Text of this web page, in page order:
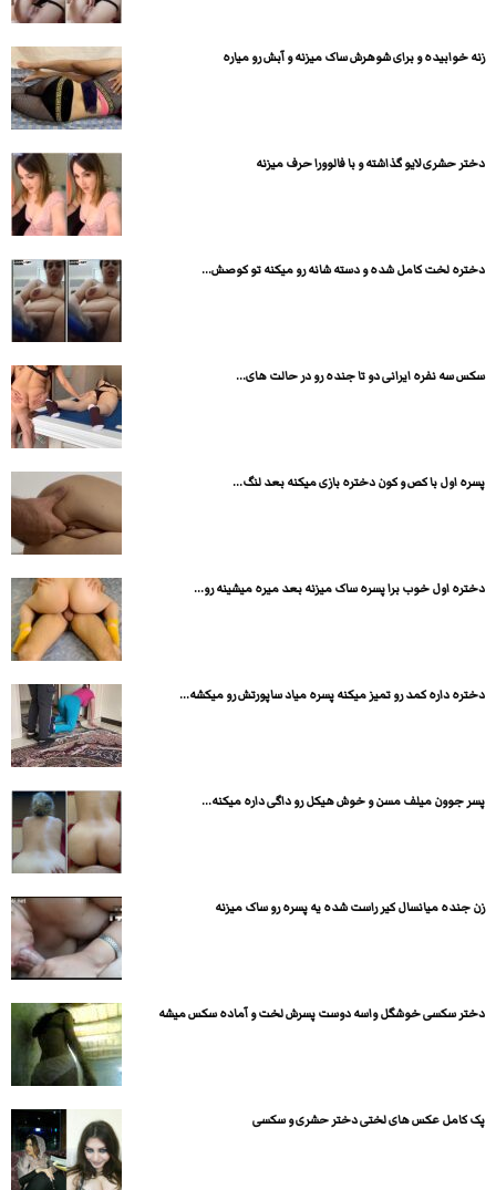
زنه خوابیده و برای شوهرش ساک میزنه و آبش رو میاره
دختر حشری لایو گذاشته و با فالوورا حرف میزنه
دختره لخت کامل شده و دسته شانه رو میکنه تو کوصش...
سکس سه نفره ایرانی دو تا جنده رو در حالت های...
پسره اول با کص و کون دختره بازی میکنه بعد لنگ...
دختره اول خوب برا پسره ساک میزنه بعد میره میشینه رو...
دختره داره کمد رو تمیز میکنه پسره میاد ساپورتش رو میکشه...
پسر جوون میلف مسن و خوش هیکل رو داگی داره میکنه...
زن جنده میانسال کیر راست شده یه پسره رو ساک میزنه
دختر سکسی خوشگل واسه دوست پسرش لخت و آماده سکس میشه
پک کامل عکس های لختی دختر حشری و سکسی